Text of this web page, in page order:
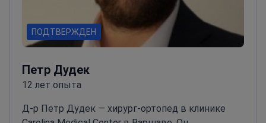
ПОДТВЕРЖДЕН
Петр Дудек
12 лет опыта
Д-р Петр Дудек — хирург-ортопед в клинике